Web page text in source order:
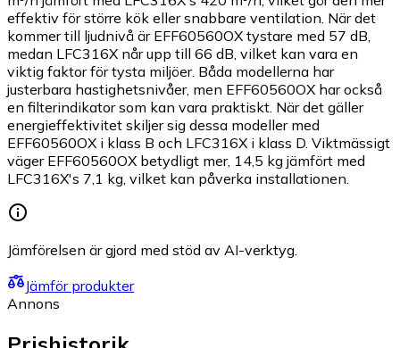
effektiv för större kök eller snabbare ventilation. När det
kommer till ljudnivå är EFF60560OX tystare med 57 dB,
medan LFC316X når upp till 66 dB, vilket kan vara en
viktig faktor för tysta miljöer. Båda modellerna har
justerbara hastighetsnivåer, men EFF60560OX har också
en filterindikator som kan vara praktiskt. När det gäller
energieffektivitet skiljer sig dessa modeller med
EFF60560OX i klass B och LFC316X i klass D. Viktmässigt
väger EFF60560OX betydligt mer, 14,5 kg jämfört med
LFC316X's 7,1 kg, vilket kan påverka installationen.
Jämförelsen är gjord med stöd av AI-verktyg.
Jämför produkter
Annons